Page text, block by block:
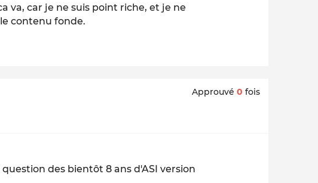
va, car je ne suis point riche, et je ne
contenu fonde.
Approuvé 0 fois
des bientôt 8 ans d'ASI version